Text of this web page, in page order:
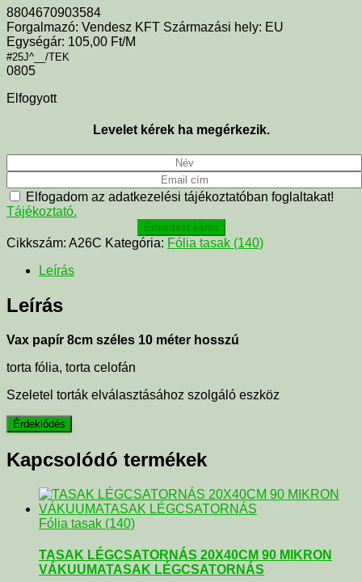
8804670903584
Forgalmazó: Vendesz KFT Származási hely: EU
Egységár: 105,00 Ft/M
#25J^__/TEK
0805
Elfogyott
Levelet kérek ha megérkezik.
Elfogadom az adatkezelési tájékoztatóban foglaltakat!
Tájékoztató.
Értesítést kérek
Cikkszám: A26C Kategória: Fólia tasak (140)
Leírás
Leírás
Vax papír 8cm széles 10 méter hosszú
torta fólia, torta celofán
Szeletel torták elválasztásához szolgáló eszköz
Kapcsolódó termékek
Fólia tasak (140)
TASAK LÉGCSATORNÁS 20X40CM 90 MIKRON
VÁKUUMATASAK LÉGCSATORNÁS